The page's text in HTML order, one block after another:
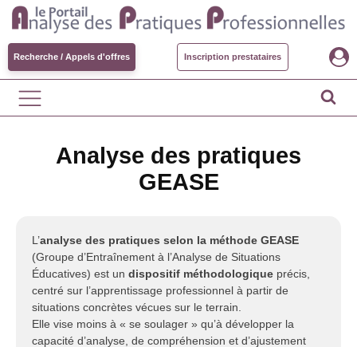
Recherche / Appels d'offres Inscription prestataires
Analyse des pratiques
GEASE
L’analyse des pratiques selon la méthode GEASE
(Groupe d’Entraînement à l’Analyse de Situations
Éducatives) est un dispositif méthodologique précis,
centré sur l’apprentissage professionnel à partir de
situations concrètes vécues sur le terrain.
Elle vise moins à « se soulager » qu’à développer la
capacité d’analyse, de compréhension et d’ajustement